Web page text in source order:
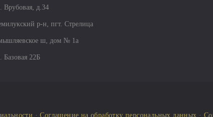
Врубовая, д.34
р-н, пгт. Стрелица
ш, дом № 1а
Базовая 22Б
·Соглашение на обработку персональных данных ·